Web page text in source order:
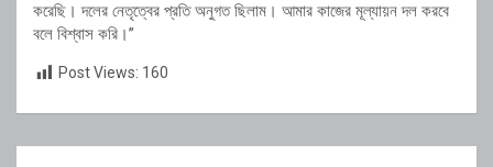
করেছি। দলের নেতৃত্বের প্রতি অনুগত ছিলাম। আমার কাজের মূল্যায়ন দল করবে
বলে বিশ্বাস করি।”
Post Views: 160